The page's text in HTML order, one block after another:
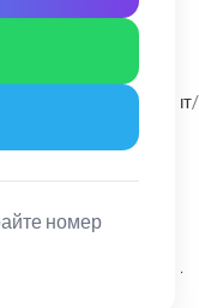
номер
сайдинг и софит
доска